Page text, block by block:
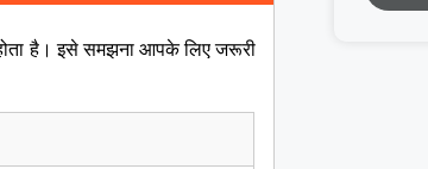
होता है। इसे समझना आपके लिए जरूरी